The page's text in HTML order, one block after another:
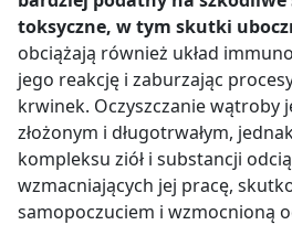
toksyczne, w tym skutki
obciążają również układ
jego reakcję i zaburzając
krwinek. Oczyszczanie wątroby
złożonym i długotrwałym,
kompleksu ziół i substancji
wzmacniających jej pracę,
samopoczuciem i wzmocnioną